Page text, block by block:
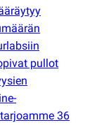
pullot
36